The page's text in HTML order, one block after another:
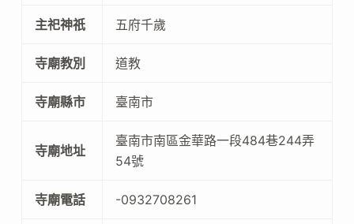
主祀神祇 五府千歲
寺廟教別 道教
寺廟縣市 臺南市
寺廟地址
臺南市南區金華路一段484巷244弄
54號
寺廟電話 -0932708261